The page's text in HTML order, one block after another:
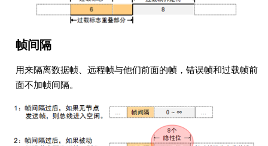
帧间隔
用来隔离数据帧、远程帧与他们前面的帧，错误帧和过载帧前
面不加帧间隔。